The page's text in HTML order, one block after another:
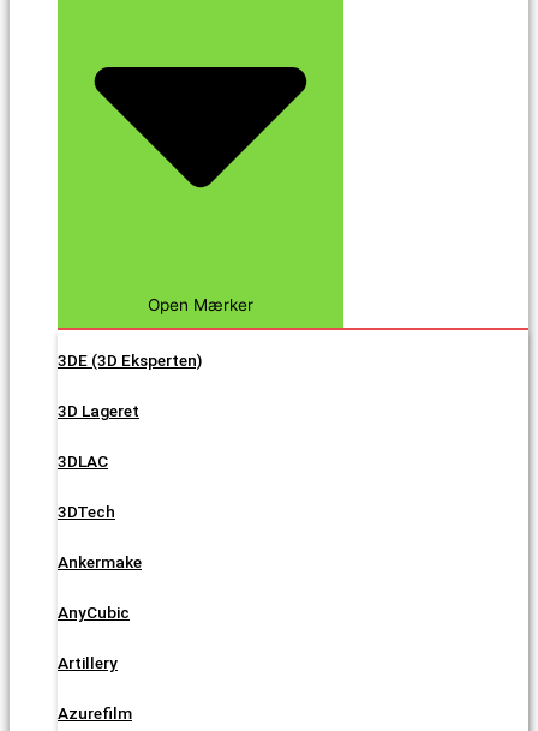
Open Mærker
3DE (3D Eksperten)
3D Lageret
3DLAC
3DTech
Ankermake
AnyCubic
Artillery
Azurefilm